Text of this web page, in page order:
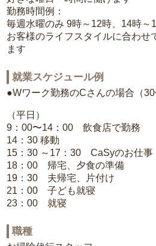
勤務時間例：
毎週水曜のみ 9時～12時、14時～
お客様のライフスタイルに合わせ
ます
就業スケジュール例
●Wワーク勤務のCさんの場合（30
（平日）
9：00〜14：00 飲食店で勤務
14：30 移動
15：30 ～17：30 CaSyのお仕事
18：00 帰宅、夕食の準備
19：30 夫帰宅、片付け
21：00 子ども就寝
23：00 就寝
職種